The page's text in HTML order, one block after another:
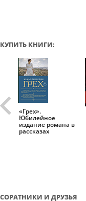
КУПИТЬ КНИГИ:
«Грех».
Юбилейное
издание романа в
рассказах
СОРАТНИКИ И ДРУЗЬЯ